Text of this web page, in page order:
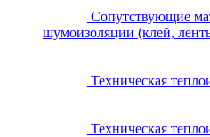
Сопутствующие
шумоизоляции (клей,
Техническая
Техническая